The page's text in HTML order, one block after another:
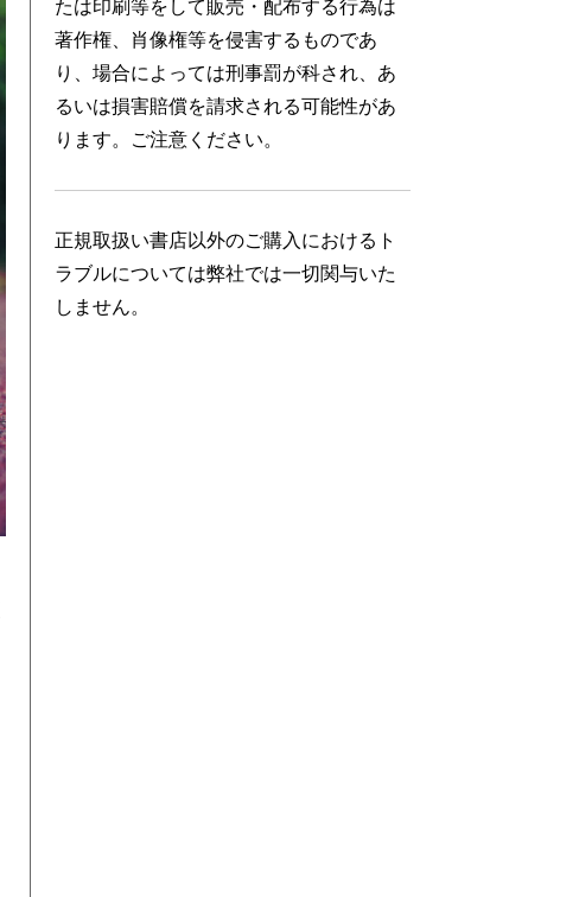
たは印刷等をして販売・配布する行為は
著作権、肖像権等を侵害するものであ
り、場合によっては刑事罰が科され、あ
るいは損害賠償を請求される可能性があ
ります。ご注意ください。
正規取扱い書店以外のご購入におけるト
ラブルについては弊社では一切関与いた
しません。